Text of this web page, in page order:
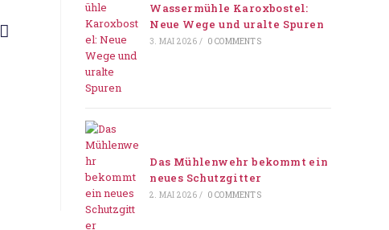
Wassermühle Karoxbostel:
Neue Wege und uralte Spuren
3. MAI 2026 / 0 COMMENTS
Das Mühlenwehr bekommt ein
neues Schutzgitter
2. MAI 2026 / 0 COMMENTS